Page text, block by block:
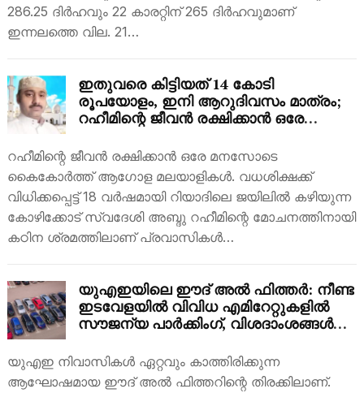
286.25 ദിര്‍ഹവും 22 കാരറ്റിന് 265 ദിര്‍ഹവുമാണ്
ഇന്നലത്തെ വില. 21…
ഇതുവരെ കിട്ടിയത് 14 കോടി
രൂപയോളം, ഇനി ആറുദിവസം മാത്രം;
റഹീമിന്റെ ജീവന്‍ രക്ഷിക്കാന്‍ ഒരേ
മലയാളികള്‍
റഹീമിന്റെ ജീവന്‍ രക്ഷിക്കാന്‍ ഒരേ മനസോടെ
കൈകോര്‍ത്ത് ആഗോള മലയാളികള്‍. വധശിക്ഷക്ക്
വിധിക്കപ്പെട്ട് 18 വര്‍ഷമായി റിയാദിലെ ജയിലില്‍ കഴിയുന്ന
കോഴിക്കോട് സ്വദേശി അബ്ദു റഹീമിന്റെ മോചനത്തിനായി
കഠിന ശ്രമത്തിലാണ് പ്രവാസികള്‍…
യുഎഇയിലെ ഈദ് അല്‍ ഫിത്തര്‍: നീണ്ട
ഇടവേളയില്‍ വിവിധ എമിറേറ്റുകളില്‍
സൗജന്യ പാര്‍ക്കിംഗ്, വിശദാംശങ്ങള്‍
യുഎഇ നിവാസികള്‍ ഏറ്റവും കാത്തിരിക്കുന്ന
ആഘോഷമായ ഈദ് അല്‍ ഫിത്തറിന്റെ തിരക്കിലാണ്.